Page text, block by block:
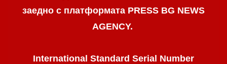
заедно с платформата PRESS BG NEWS
AGENCY.
International Standard Serial Number